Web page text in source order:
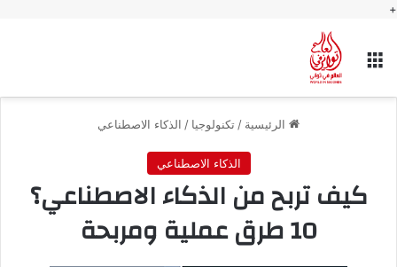
+
القائمة
الرئيسية / تكنولوجيا / الذكاء الاصطناعي
الذكاء الاصطناعي
كيف تربح من الذكاء الاصطناعي؟
10 طرق عملية ومربحة